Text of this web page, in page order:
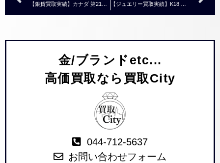
【銀貨買取実績】カナダ 第21回オリンピック モントリオール大会 記念銀貨 【ジュエリー買取実績】K18 サファイア メレダイヤモンド トップ
金/ブランドetc...
高価買取なら買取City
044-712-5637
お問い合わせフォーム